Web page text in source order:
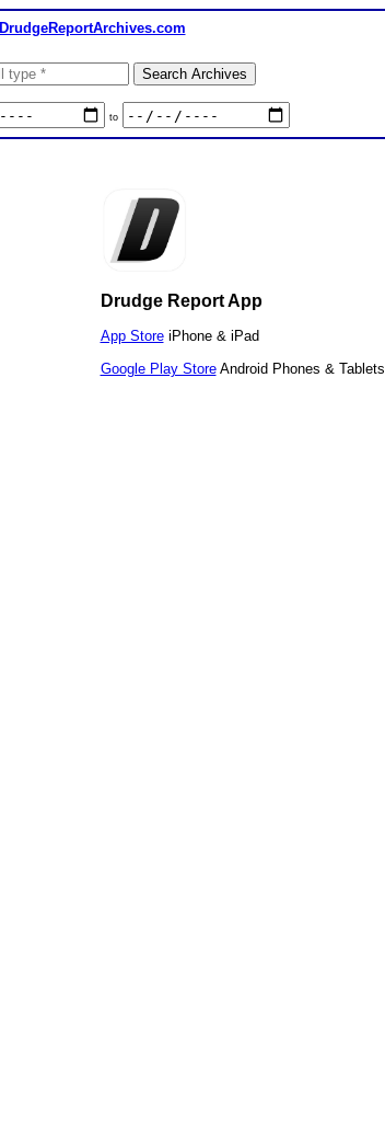
DrudgeReportArchives.com
to
Drudge Report App
App StoreiPhone & iPad
Google Play StoreAndroid Phones & Tablets